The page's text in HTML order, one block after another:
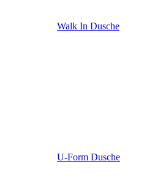
Walk In Dusche
U-Form Dusche